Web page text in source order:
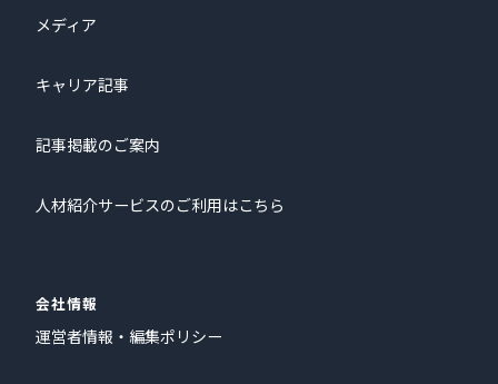
メディア
キャリア記事
記事掲載のご案内
人材紹介サービスのご利用はこちら
会社情報
運営者情報・編集ポリシー